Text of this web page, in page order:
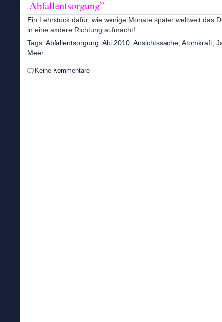
Abfallentsorgung”
Ein Lehrstück dafür, wie wenige Monate später weltweit das
in eine andere Richtung aufmacht!
Tags: Abfallentsorgung Abi 2010 Ansichtssache Atomkraft
Meer
Keine Kommentare